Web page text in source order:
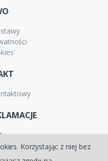
Korzystając z niej bez